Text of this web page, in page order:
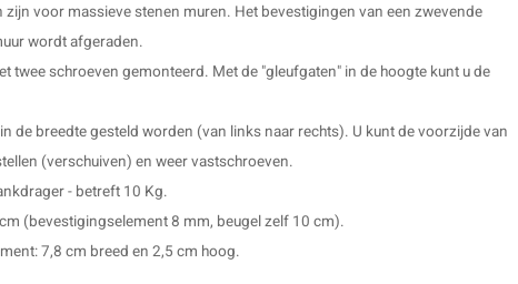
zijn voor massieve stenen muren. Het bevestigingen van een zwevende
wordt afgeraden.
twee schroeven gemonteerd. Met de "gleufgaten" in de hoogte kunt u de
de breedte gesteld worden (van links naar rechts). U kunt de voorzijde van
(verschuiven) en weer vastschroeven.
- betreft 10 Kg.
(bevestigingselement 8 mm, beugel zelf 10 cm).
7,8 cm breed en 2,5 cm hoog.